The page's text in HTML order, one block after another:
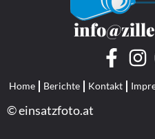
Home Berichte Kontakt
© einsatzfoto.at